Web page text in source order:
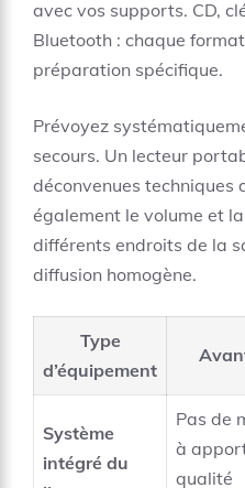
avec vos supports. CD,
Bluetooth : chaque
préparation spécifique.
Prévoyez
secours. Un lecteur
déconvenues techniques
également le volume et
différents endroits de la
diffusion homogène.
Type
d’équipement
Système
intégré du
Pas de
à
qualité